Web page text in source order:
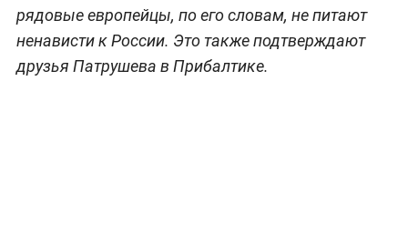
рядовые европейцы, по его словам, не питают
ненависти к России. Это также подтверждают
друзья Патрушева в Прибалтике.